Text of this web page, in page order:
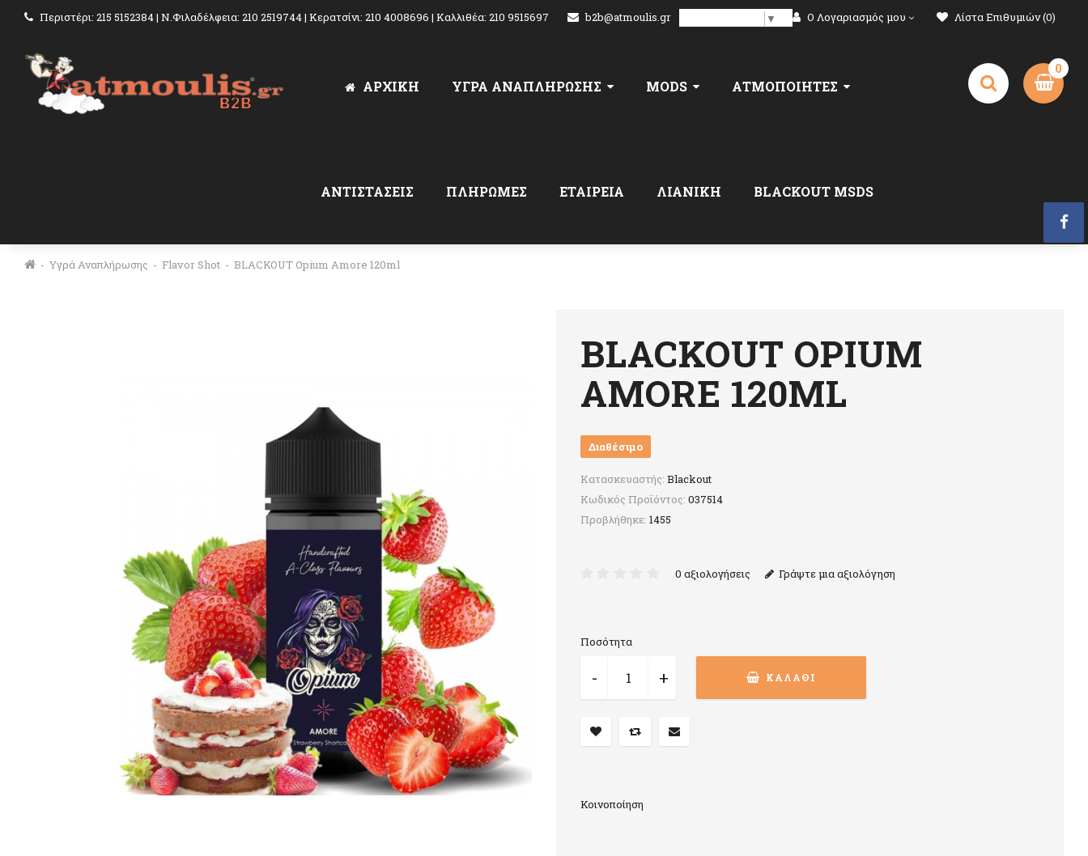
Περιστέρι: 215 5152384 | Ν.Φιλαδέλφεια: 210 2519744 | Κερατσίνι: 210 4008696 | Καλλιθέα: 210 9515697 b2b@atmoulis.gr ▼ Ο Λογαριασμός μου Λίστα Επιθυμιών (0)
ΑΡΧΙΚΉ ΥΓΡΑ ΑΝΑΠΛΗΡΩΣΗΣ MODS ΑΤΜΟΠΟΙΗΤΈΣ
ΑΝΤΙΣΤΑΣΕΙΣ ΠΛΗΡΩΜΕΣ ΕΤΑΙΡΕΙΑ ΛΙΑΝΙΚΗ BLACKOUT MSDS
0
Υγρά Αναπλήρωσης Flavor Shot BLACKOUT Opium Amore 120ml
BLACKOUT OPIUM
AMORE 120ML
Διαθέσιμο
Κατασκευαστής: Blackout
Κωδικός Προϊόντος: 037514
Προβλήθηκε: 1455
0 αξιολογήσεις Γράψτε μια αξιολόγηση
Ποσότητα
ΚΑΛΆΘΙ
Κοινοποίηση